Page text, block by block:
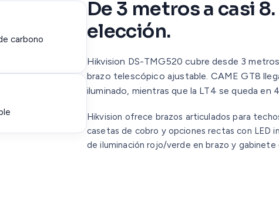
De 3 metros a casi
elección.
Hikvision DS-TMG520 cubre desde 3
brazo telescópico ajustable. CAME GT8
iluminado, mientras que la LT4 se queda
Hikvision ofrece brazos articulados para
casetas de cobro y opciones rectas con LED
de iluminación rojo/verde en brazo y gabinete
carbono